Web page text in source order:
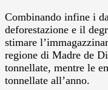
Combinando infine i
deforestazione e il
stimare
regione di Madre de
tonnellate, mentre le
tonnellate all’anno.